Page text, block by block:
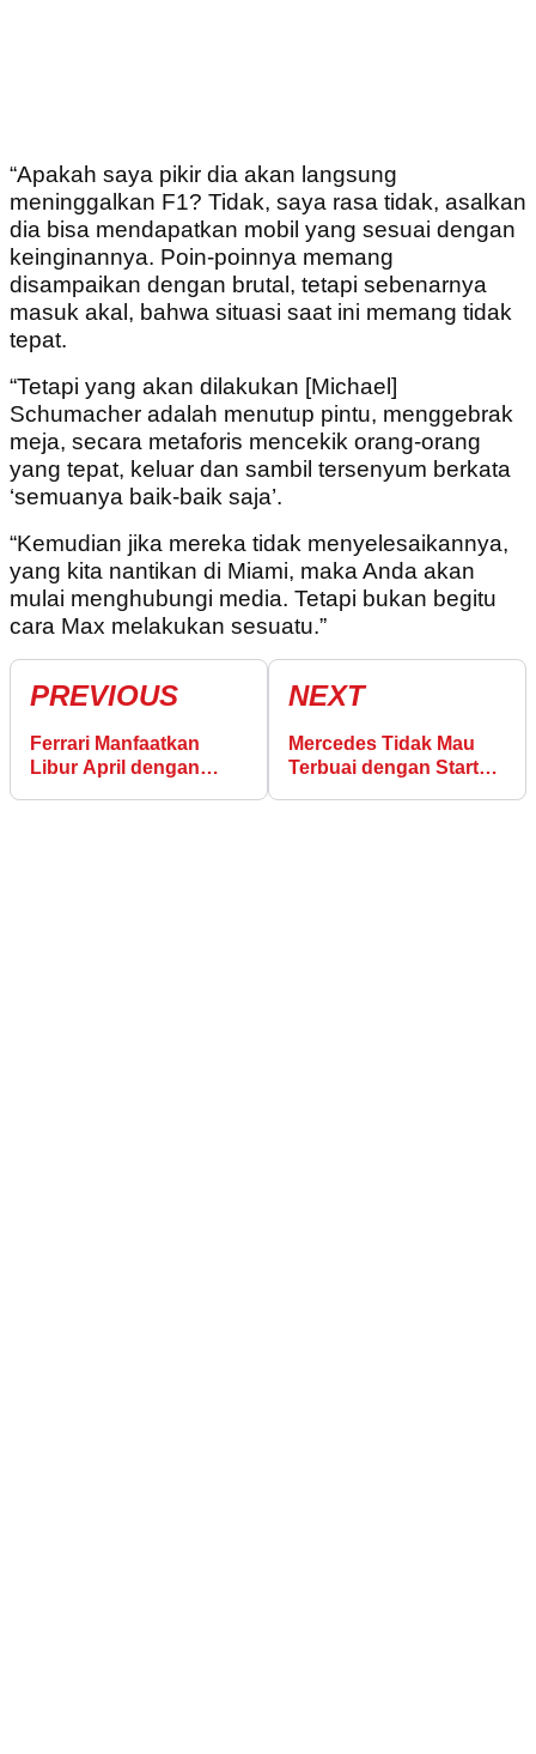
“Apakah saya pikir dia akan langsung
meninggalkan F1? Tidak, saya rasa tidak, asalkan
dia bisa mendapatkan mobil yang sesuai dengan
keinginannya. Poin-poinnya memang
disampaikan dengan brutal, tetapi sebenarnya
masuk akal, bahwa situasi saat ini memang tidak
tepat.
“Tetapi yang akan dilakukan [Michael]
Schumacher adalah menutup pintu, menggebrak
meja, secara metaforis mencekik orang-orang
yang tepat, keluar dan sambil tersenyum berkata
‘semuanya baik-baik saja’.
“Kemudian jika mereka tidak menyelesaikannya,
yang kita nantikan di Miami, maka Anda akan
mulai menghubungi media. Tetapi bukan begitu
cara Max melakukan sesuatu.”
PREVIOUS
Ferrari Manfaatkan
Libur April dengan
NEXT
Mercedes Tidak Mau
Terbuai dengan Start